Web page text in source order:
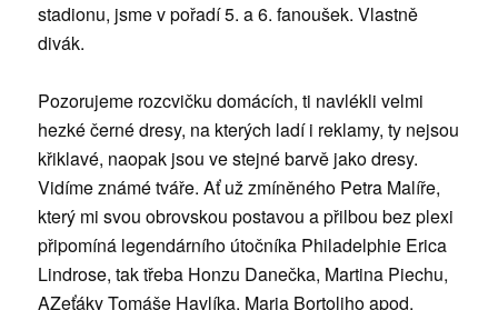
stadionu, jsme v pořadí 5. a 6. fanoušek. Vlastně
divák.
Pozorujeme rozcvičku domácích, ti navlékli velmi
hezké černé dresy, na kterých ladí i reklamy, ty nejsou
křiklavé, naopak jsou ve stejné barvě jako dresy.
Vidíme známé tváře. Ať už zmíněného Petra Malíře,
který mi svou obrovskou postavou a přilbou bez plexi
připomíná legendárního útočníka Philadelphie Erica
Lindrose, tak třeba Honzu Danečka, Martina Piechu,
AZeťáky Tomáše Havlíka, Maria Bortoliho apod.